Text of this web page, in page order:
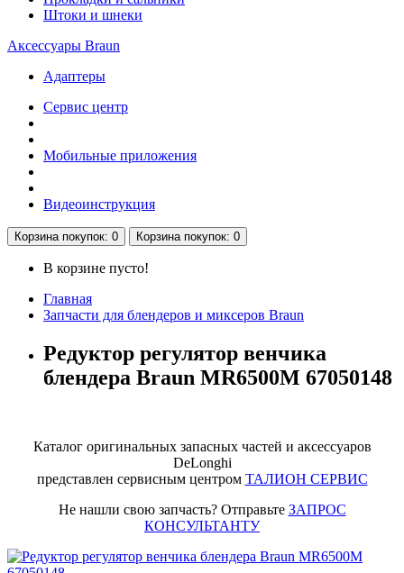
Штоки и шнеки
Аксессуары Braun
Адаптеры
Сервис центр
Мобильные приложения
Видеоинструкция
Корзинапокупок: 0 Корзинапокупок: 0
В корзине пусто!
Главная
Запчасти для блендеров и миксеров Braun
Редуктор регулятор венчика
блендера Braun MR6500M 67050148
Каталог оригинальных запасных частей и аксессуаров
DeLonghi
представлен сервисным центром ТАЛИОН СЕРВИС
Не нашли свою запчасть? Отправьте ЗАПРОС
КОНСУЛЬТАНТУ